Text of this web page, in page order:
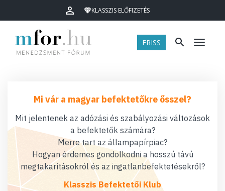
KLASSZIS ELŐFIZETÉS
FRISS Menü
Mi vár a magyar befektetőkre ősszel?
Mit jelentenek az adózási és szabályozási változások
a befektetők számára?
Merre tart az állampapírpiac?
Hogyan érdemes gondolkodni a hosszú távú
megtakarításokról és az ingatlanbefektetésekről?
Klasszis Befektetői Klub